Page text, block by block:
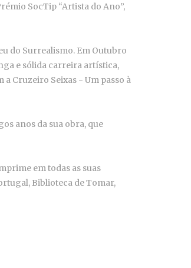
SocTip “Artista do Ano”,
do Surrealismo. Em Outubro
e sólida carreira artística,
Cruzeiro Seixas - Um passo à
anos da sua obra, que
em todas as suas
Biblioteca de Tomar,